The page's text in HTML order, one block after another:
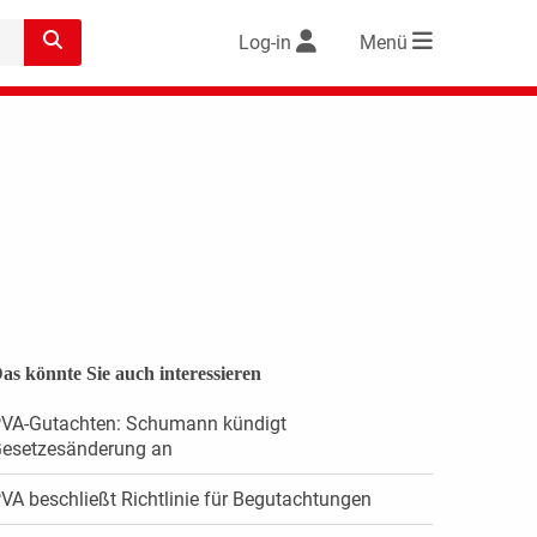
Log-in Menü
könnte Sie auch interessieren
Gutachten: Schumann kündigt
an
beschließt Richtlinie für Begutachtungen